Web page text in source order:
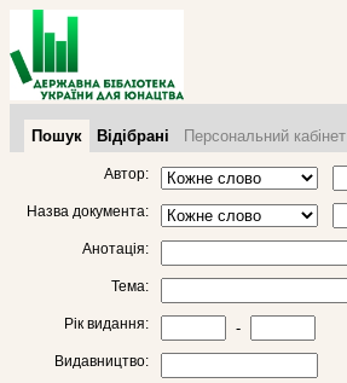
Пошук Відібрані Персональний кабінет
Автор:
Назва документа:
Анотація:
Тема:
Рік видання: -
Видавництво: